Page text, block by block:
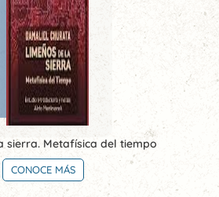
sierra. Metafísica del tiempo
CONOCE MÁS